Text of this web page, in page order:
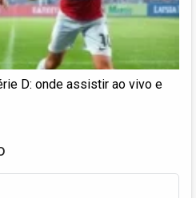
D: onde assistir ao vivo e